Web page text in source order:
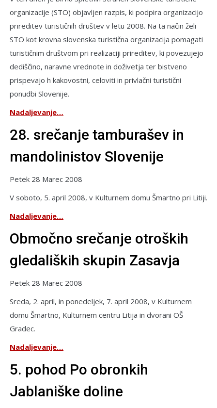
organizacije (STO) objavljen razpis, ki podpira organizacijo
prireditev turističnih društev v letu 2008. Na ta način želi
STO kot krovna slovenska turistična organizacija pomagati
turističnim društvom pri realizaciji prireditev, ki povezujejo
dediščino, naravne vrednote in doživetja ter bistveno
prispevajo h kakovostni, celoviti in privlačni turistični
ponudbi Slovenije.
Nadaljevanje…
28. srečanje tamburašev in
mandolinistov Slovenije
Petek 28 Marec 2008
V soboto, 5. april 2008, v Kulturnem domu Šmartno pri Litiji.
Nadaljevanje…
Območno srečanje otroških
gledaliških skupin Zasavja
Petek 28 Marec 2008
Sreda, 2. april, in ponedeljek, 7. april 2008, v Kulturnem
domu Šmartno, Kulturnem centru Litija in dvorani OŠ
Gradec.
Nadaljevanje…
5. pohod Po obronkih
Jablaniške doline